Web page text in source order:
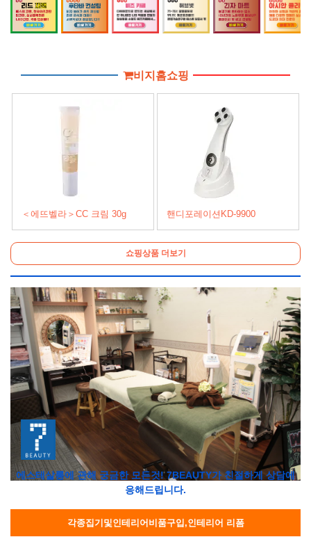
비지홈쇼핑
＜에뜨벨라＞CC 크림 30g 핸디포레이션KD-9900
쇼핑상품 더보기
에스테살롱에 관해 궁금한 모든것! 7BEAUTY가 친절하게 상담에
응해드립니다.
각종집기및인테리어비품구입,인테리어 리폼